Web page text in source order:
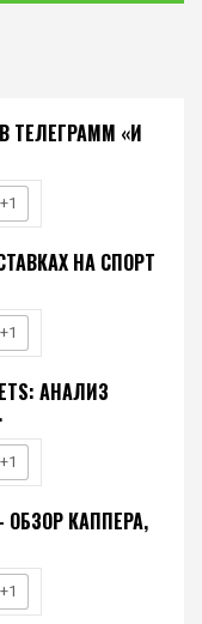
ТЕЛЕГРАММ «И
+1
НА СПОРТ
+1
АНАЛИЗ
+1
ОБЗОР КАППЕРА,
+1